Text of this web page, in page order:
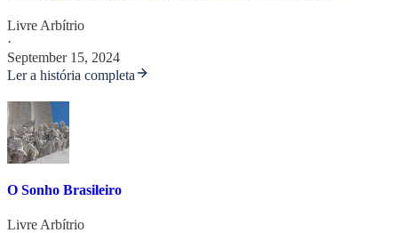
Livre Arbítrio
·
September 15, 2024
Ler a história completa
O Sonho Brasileiro
Livre Arbítrio